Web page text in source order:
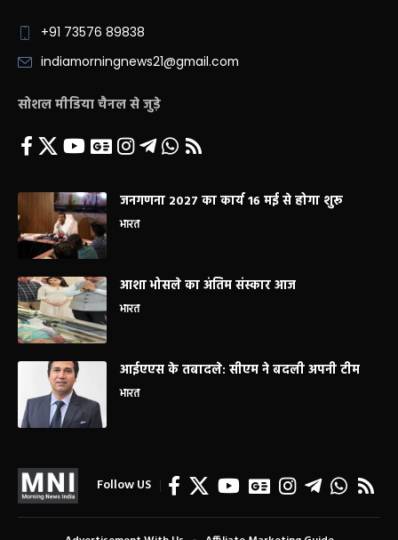
+91 73576 89838
indiamorningnews21@gmail.com
सोशल मीडिया चैनल से जुड़े
जनगणना 2027 का कार्य 16 मई से होगा शुरू
भारत
आशा भोसले का अंतिम संस्कार आज
भारत
आईएएस के तबादले: सीएम ने बदली अपनी टीम
भारत
Follow US